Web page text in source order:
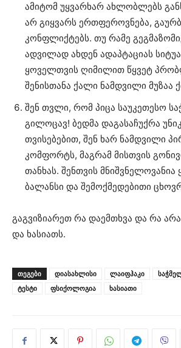
ამიტომ უყვარხარ ახლობლებს
არ გიყვარს ერთფეროვნება,
კონფლიქტებს. თუ რამე
ადვილად ახდენ ადაპტაციას
ყოველთვის ღიმილით წყვეტ
შენისთანა ქალი ნამდვილი მუზაა
შენ თვლი, რომ პიცა საუკეთესო
გილოცავ! ბედმა დაგასაჩუქრა
თვისებებით, შენ ხარ ნამდვილი
კომფორტს, მაგრამ მისთვის
თანხას. შენთვის
ბალანსი და შემოქმედებითი
გაგვიზიარეთ რა დაემთხვა და რა არა
და ხასიათს.
ᲗᲔᲒᲔᲑᲘ დიასახლისი ლაიფჰაკი
ტესტი
ფსიქოლოგია ხასიათი